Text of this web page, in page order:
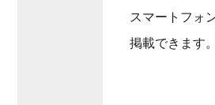
スマートフォ
掲載できます